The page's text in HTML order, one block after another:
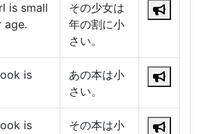
is small
age.
その少女は
年の割に小
さい。
is
あの本は小
さい。
is
その本は小